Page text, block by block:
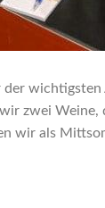
zwei
wir als